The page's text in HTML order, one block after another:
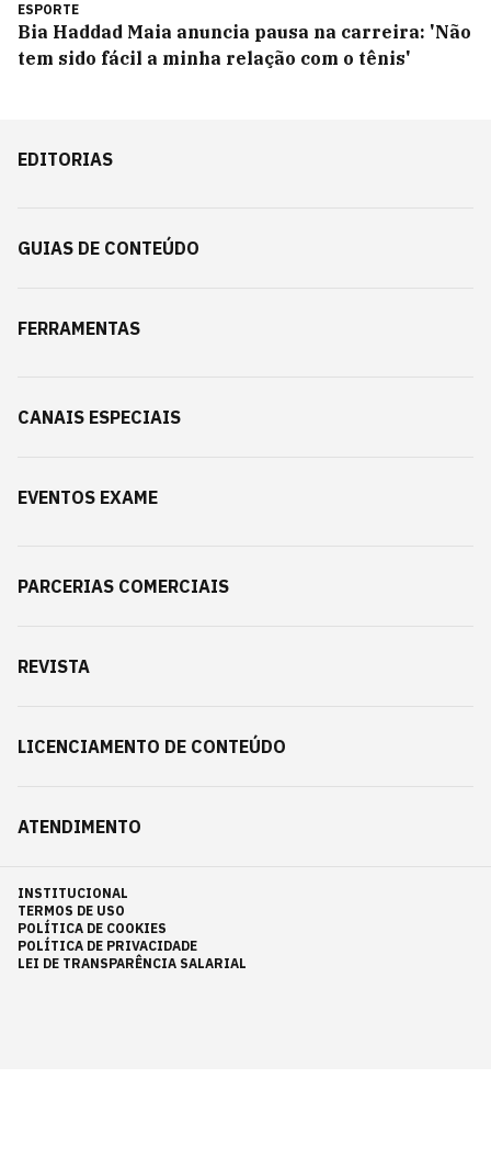
ESPORTE
Bia Haddad Maia anuncia pausa na carreira: 'Não
tem sido fácil a minha relação com o tênis'
EDITORIAS
GUIAS DE CONTEÚDO
FERRAMENTAS
CANAIS ESPECIAIS
EVENTOS EXAME
PARCERIAS COMERCIAIS
REVISTA
LICENCIAMENTO DE CONTEÚDO
ATENDIMENTO
INSTITUCIONAL
TERMOS DE USO
POLÍTICA DE COOKIES
POLÍTICA DE PRIVACIDADE
LEI DE TRANSPARÊNCIA SALARIAL